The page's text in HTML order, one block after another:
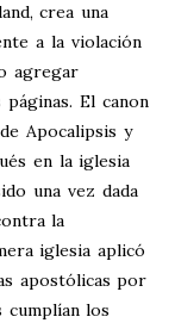
crea una
a la violación
agregar
El canon
Apocalipsis y
en la iglesia
una vez dada
la
iglesia aplicó
apostólicas por
los